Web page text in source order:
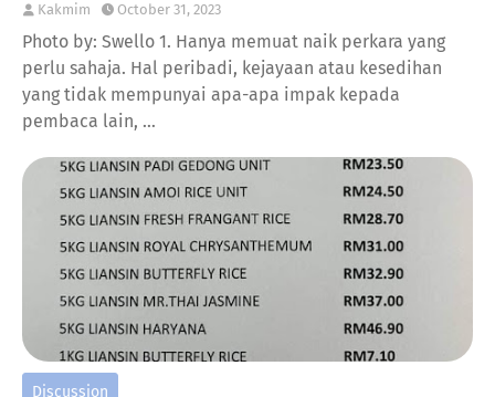
Kakmim October 31, 2023
Photo by: Swello 1. Hanya memuat naik perkara yang
perlu sahaja. Hal peribadi, kejayaan atau kesedihan
yang tidak mempunyai apa-apa impak kepada
pembaca lain, …
Discussion